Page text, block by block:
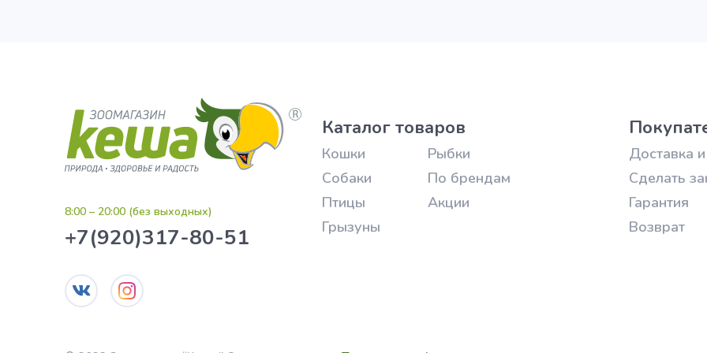
8:00 – 20:00 (без выходных)
+7(920)317-80-51
Каталог товаров
Кошки
Собаки
Птицы
Грызуны
Рыбки
По брендам
Акции
Доставка
Сделать
Гарантия
Возврат